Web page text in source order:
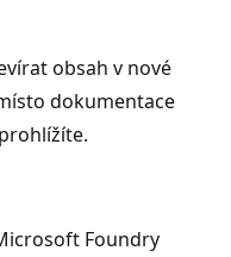
obsah v nové
dokumentace
Foundry